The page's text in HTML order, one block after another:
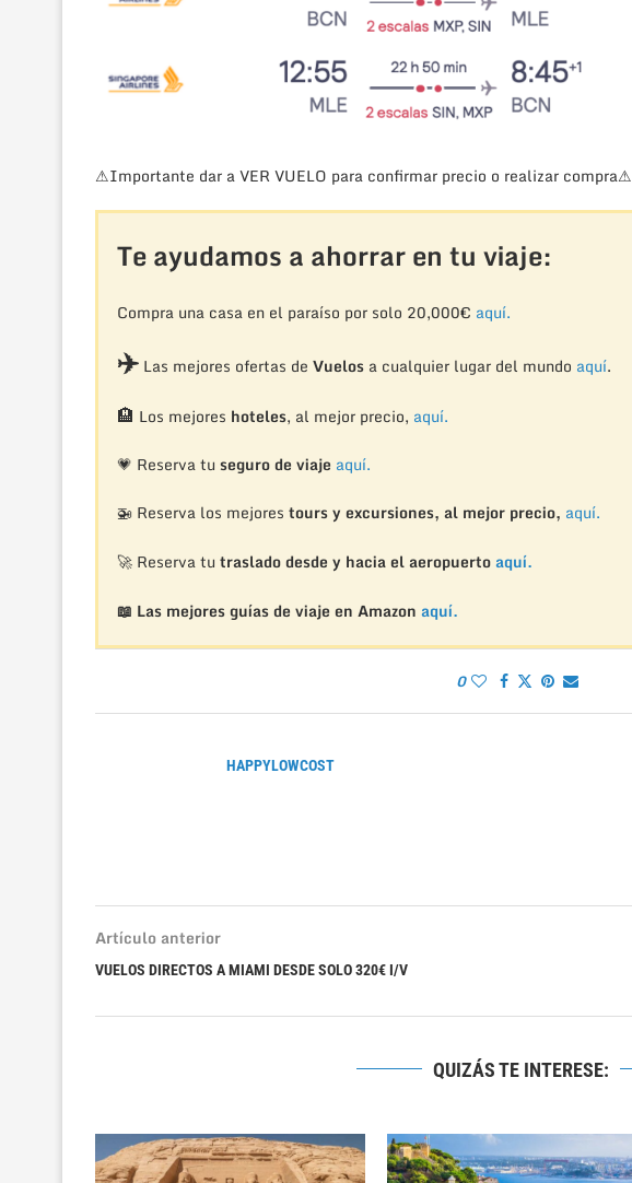
⚠Importante dar a VER VUELO para confirmar precio o realizar compra⚠
Te ayudamos a ahorrar en tu viaje:
Compra una casa en el paraíso por solo 20,000€ aquí.
✈️Las mejores ofertas de Vuelosa cualquier lugar del mundo aquí.
🏨 Los mejores hoteles, al mejor precio, aquí.
💗 Reserva tu seguro de viaje aquí.
🚁 Reserva los mejores tours y excursiones, al mejor precio, aquí.
🚀 Reserva tu traslado desde y hacia el aeropuertoaquí.
📖 Las mejores guías de viaje en Amazon aquí.
0
HAPPYLOWCOST
Artículo anterior
VUELOS DIRECTOS A MIAMI DESDE SOLO 320€ I/V
QUIZÁS TE INTERESE: